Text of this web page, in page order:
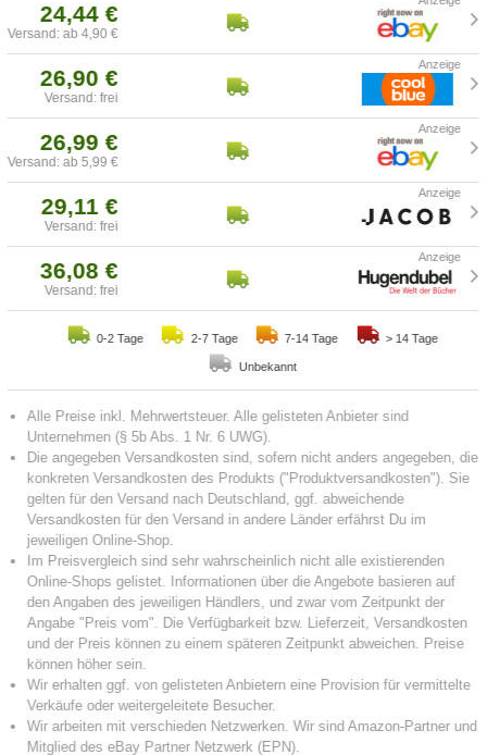
24,44 €
Versand: ab 4,90 €
26,90 €
Versand: frei
26,99 €
Versand: ab 5,99 €
29,11 €
Versand: frei
36,08 €
Versand: frei
0-2 Tage 2-7 Tage 7-14 Tage > 14 Tage
Unbekannt